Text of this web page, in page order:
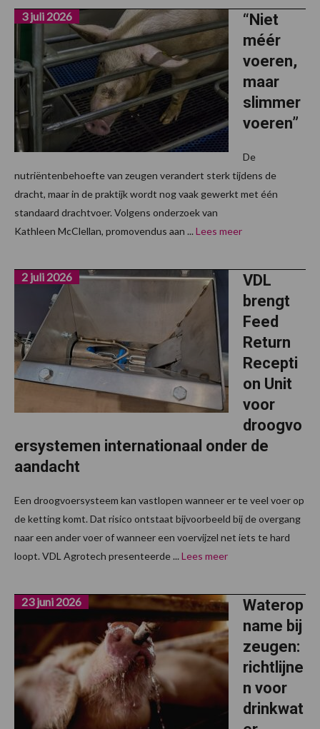
“Niet
méér
voeren,
maar
slimmer
voeren”
3 juli 2026
De
nutriëntenbehoefte van zeugen verandert sterk tijdens de
dracht, maar in de praktijk wordt nog vaak gewerkt met één
standaard drachtvoer. Volgens onderzoek van
Kathleen McClellan, promovendus aan ... Lees meer
VDL
brengt
Feed
Return
Recepti
on Unit
voor
droogvo
ersystemen internationaal onder de
aandacht
2 juli 2026
Een droogvoersysteem kan vastlopen wanneer er te veel voer op
de ketting komt. Dat risico ontstaat bijvoorbeeld bij de overgang
naar een ander voer of wanneer een voervijzel net iets te hard
loopt. VDL Agrotech presenteerde ... Lees meer
Waterop
name bij
zeugen:
richtlijne
n voor
drinkwat
23 juni 2026